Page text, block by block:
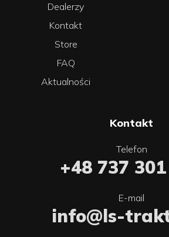
Dealerzy
Kontakt
Store
FAQ
Aktualności
Kontakt
Telefon
+48 737
E-mail
info@ls-